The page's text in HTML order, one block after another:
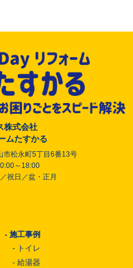
株式会社
ムたすかる
松永町5丁目6番13号
～18:00
祝日／盆・正月
-施工事例
- トイレ
-給湯器